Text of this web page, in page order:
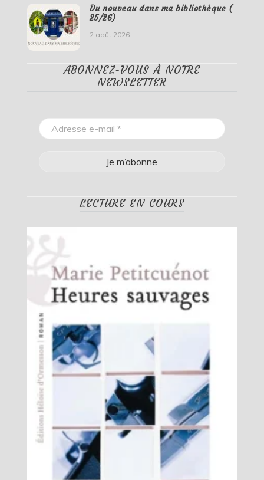
Du nouveau dans ma bibliothèque (
25/26)
2 août 2026
ABONNEZ-VOUS À NOTRE
NEWSLETTER
LECTURE EN COURS